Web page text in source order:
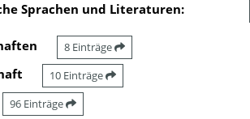
Sprachen und Literaturen:
8 Einträge
10 Einträge
96 Einträge